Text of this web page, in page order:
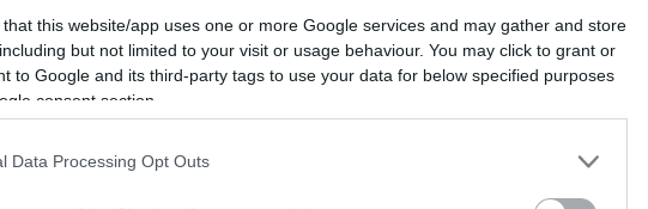
that this website/app uses one or more Google services and may gather and store
but not limited to your visit or usage behaviour. You may click to grant or
to Google and its third-party tags to use your data for below specified purposes
consent section.
Data Processing Opt Outs